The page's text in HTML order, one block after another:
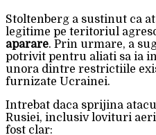
Stoltenberg a sustinut ca
legitime pe teritoriul
aparare. Prin urmare, a
potrivit pentru aliati sa ia
unora dintre restrictiile
furnizate Ucrainei.
Intrebat daca sprijina
Rusiei, inclusiv lovituri
fost clar: